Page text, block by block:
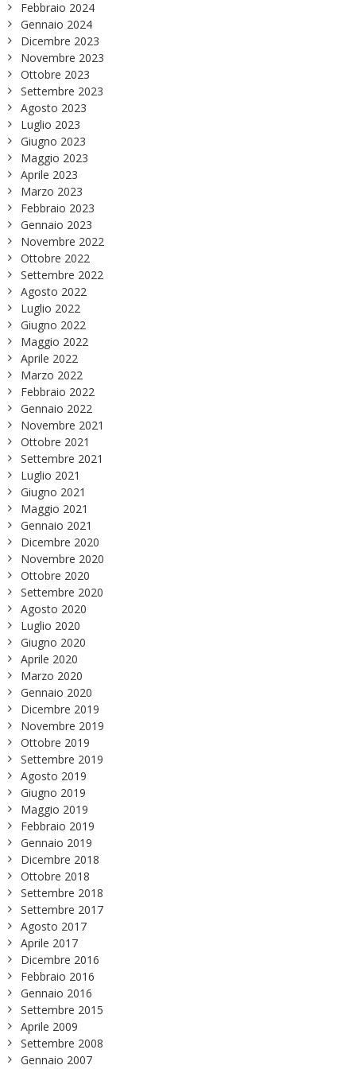
Febbraio 2024
Gennaio 2024
Dicembre 2023
Novembre 2023
Ottobre 2023
Settembre 2023
Agosto 2023
Luglio 2023
Giugno 2023
Maggio 2023
Aprile 2023
Marzo 2023
Febbraio 2023
Gennaio 2023
Novembre 2022
Ottobre 2022
Settembre 2022
Agosto 2022
Luglio 2022
Giugno 2022
Maggio 2022
Aprile 2022
Marzo 2022
Febbraio 2022
Gennaio 2022
Novembre 2021
Ottobre 2021
Settembre 2021
Luglio 2021
Giugno 2021
Maggio 2021
Gennaio 2021
Dicembre 2020
Novembre 2020
Ottobre 2020
Settembre 2020
Agosto 2020
Luglio 2020
Giugno 2020
Aprile 2020
Marzo 2020
Gennaio 2020
Dicembre 2019
Novembre 2019
Ottobre 2019
Settembre 2019
Agosto 2019
Giugno 2019
Maggio 2019
Febbraio 2019
Gennaio 2019
Dicembre 2018
Ottobre 2018
Settembre 2018
Settembre 2017
Agosto 2017
Aprile 2017
Dicembre 2016
Febbraio 2016
Gennaio 2016
Settembre 2015
Aprile 2009
Settembre 2008
Gennaio 2007